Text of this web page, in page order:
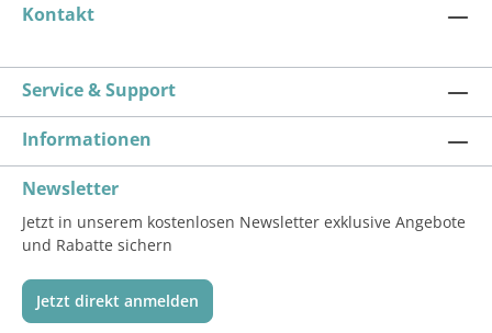
Kontakt
Service & Support
Informationen
Newsletter
Jetzt in unserem kostenlosen Newsletter exklusive Angebote
und Rabatte sichern
Jetzt direkt anmelden